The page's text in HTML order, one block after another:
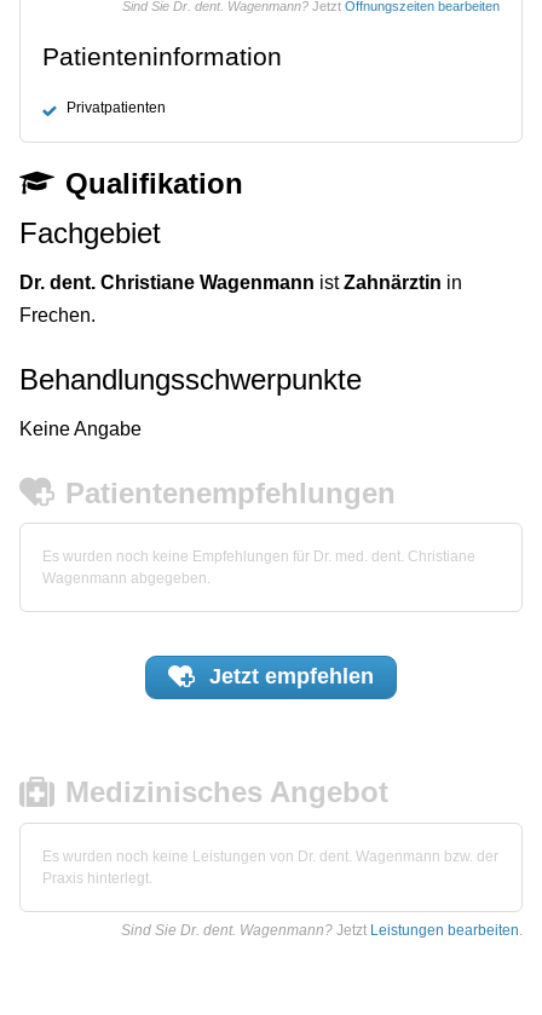
Sind Sie Dr. dent. Wagenmann? Jetzt Öffnungszeiten bearbeiten
Patienteninformation
Privatpatienten
Qualifikation
Fachgebiet
Dr. dent. Christiane Wagenmann istZahnärztin in
Frechen.
Behandlungsschwerpunkte
Keine Angabe
Patientenempfehlungen
Es wurden noch keine Empfehlungen für Dr. med. dent. Christiane
Wagenmann abgegeben.
Jetzt empfehlen
Medizinisches Angebot
Es wurden noch keine Leistungen von Dr. dent. Wagenmann bzw. der
Praxis hinterlegt.
Sind Sie Dr. dent. Wagenmann? Jetzt Leistungen bearbeiten.